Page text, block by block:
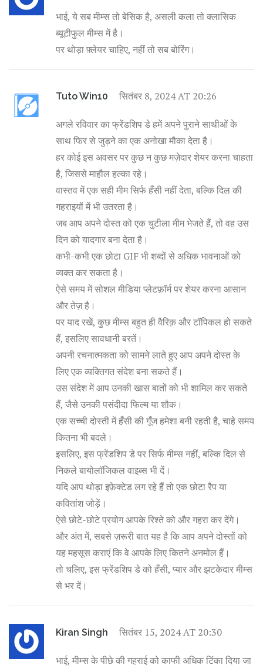
भाई, ये सब मीम्स तो बेसिक है, असली कला तो क्लासिक
ब्यूटीफुल मीम्स में है।
पर थोड़ा फ़्लेयर चाहिए, नहीं तो सब बोरिंग।
Tuto Win10 सितंबर 8, 2024 AT 20:26
अगले रविवार का फ्रेंडशिप डे हमें अपने पुराने साथीओं के
साथ फिर से जुड़ने का एक अनोखा मौका देता है।
हर कोई इस अवसर पर कुछ न कुछ मज़ेदार शेयर करना चाहता
है, जिससे माहौल हल्का रहे।
वास्तव में एक सही मीम सिर्फ हँसी नहीं देता, बल्कि दिल की
गहराइयों में भी उतरता है।
जब आप अपने दोस्त को एक चुटीला मीम भेजते हैं, तो वह उस
दिन को यादगार बना देता है।
कभी-कभी एक छोटा GIF भी शब्दों से अधिक भावनाओं को
व्यक्त कर सकता है।
ऐसे समय में सोशल मीडिया प्लेटफ़ॉर्म पर शेयर करना आसान
और तेज़ है।
पर याद रखें, कुछ मीम्स बहुत ही वैरिक़ और टॉपिकल हो सकते
हैं, इसलिए सावधानी बरतें।
अपनी रचनात्मकता को सामने लाते हुए आप अपने दोस्त के
लिए एक व्यक्तिगत संदेश बना सकते हैं।
उस संदेश में आप उनकी खास बातों को भी शामिल कर सकते
हैं, जैसे उनकी पसंदीदा फिल्म या शौक।
एक सच्ची दोस्ती में हँसी की गूँज हमेशा बनी रहती है, चाहे समय
कितना भी बदले।
इसलिए, इस फ्रेंडशिप डे पर सिर्फ मीम्स नहीं, बल्कि दिल से
निकले बायोलॉजिकल वाइब्स भी दें।
यदि आप थोड़ा इफ़ेक्टेड लग रहे हैं तो एक छोटा रैप या
कवितांश जोड़ें।
ऐसे छोटे-छोटे प्रयोग आपके रिश्ते को और गहरा कर देंगे।
और अंत में, सबसे ज़रूरी बात यह है कि आप अपने दोस्तों को
यह महसूस कराएं कि वे आपके लिए कितने अनमोल हैं।
तो चलिए, इस फ्रेंडशिप डे को हँसी, प्यार और झटकेदार मीम्स
से भर दें।
Kiran Singh सितंबर 15, 2024 AT 20:30
भाई, मीम्स के पीछे की गहराई को काफी अधिक टिंका दिया जा